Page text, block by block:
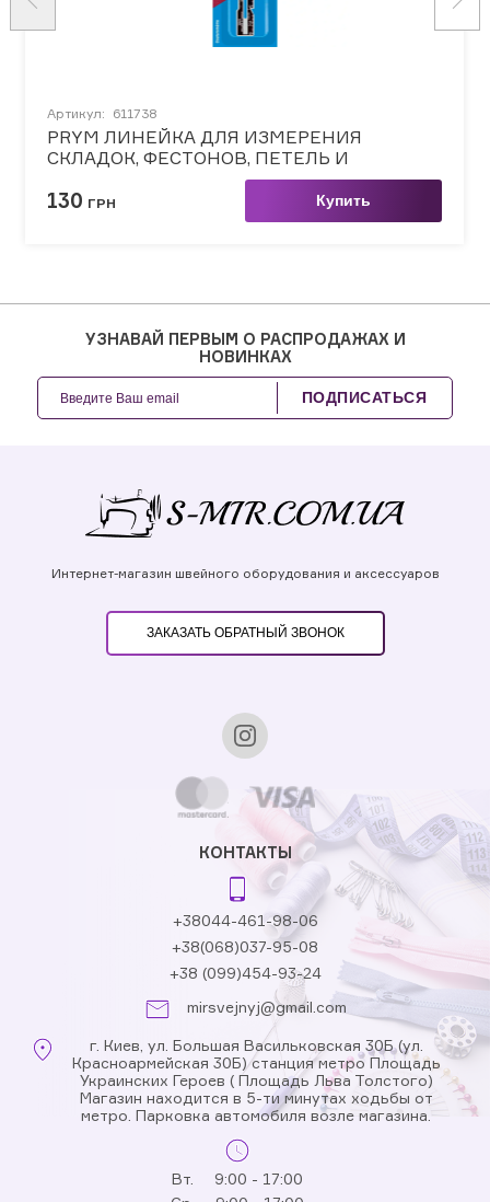
Артикул: 611738
PRYM ЛИНЕЙКА ДЛЯ ИЗМЕРЕНИЯ
СКЛАДОК, ФЕСТОНОВ, ПЕТЕЛЬ И
130 ГРН Купить
УЗНАВАЙ ПЕРВЫМ О РАСПРОДАЖАХ И
НОВИНКАХ
ПОДПИСАТЬСЯ
Интернет-магазин швейного оборудования и аксессуаров
ЗАКАЗАТЬ ОБРАТНЫЙ ЗВОНОК
КОНТАКТЫ
+38044-461-98-06
+38(068)037-95-08
+38 (099)454-93-24
mirsvejnyj@gmail.com
г. Киев, ул. Большая Васильковская 30Б (ул.
Красноармейская 30Б) станция метро Площадь
Украинских Героев ( Площадь Льва Толстого)
Магазин находится в 5-ти минутах ходьбы от
метро. Парковка автомобиля возле магазина.
Вт.
9:00 - 17:00